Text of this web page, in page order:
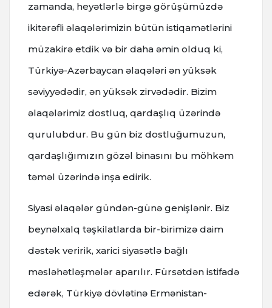
zamanda, heyətlərlə birgə görüşümüzdə
ikitərəfli əlaqələrimizin bütün istiqamətlərini
müzakirə etdik və bir daha əmin olduq ki,
Türkiyə-Azərbaycan əlaqələri ən yüksək
səviyyədədir, ən yüksək zirvədədir. Bizim
əlaqələrimiz dostluq, qardaşlıq üzərində
qurulubdur. Bu gün biz dostluğumuzun,
qardaşlığımızın gözəl binasını bu möhkəm
təməl üzərində inşa edirik.
Siyasi əlaqələr gündən-günə genişlənir. Biz
beynəlxalq təşkilatlarda bir-birimizə daim
dəstək veririk, xarici siyasətlə bağlı
məsləhətləşmələr aparılır. Fürsətdən istifadə
edərək, Türkiyə dövlətinə Ermənistan-